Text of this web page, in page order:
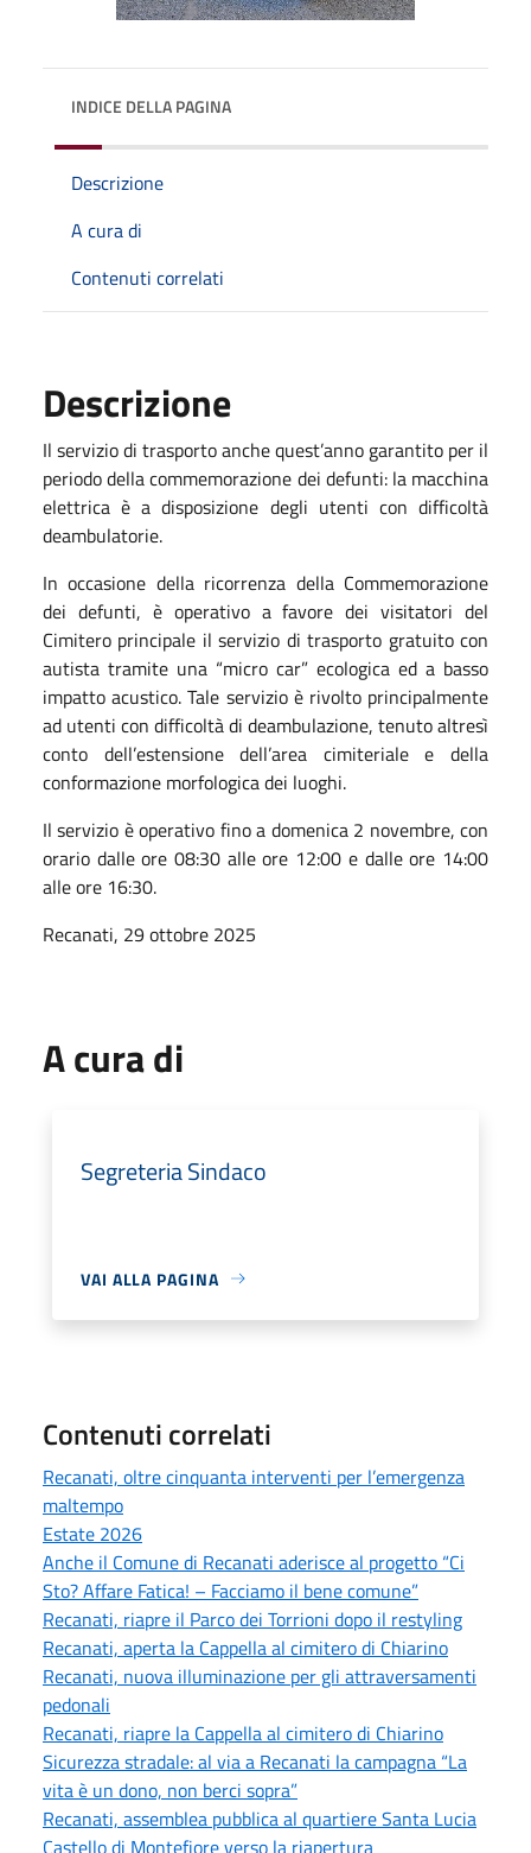
INDICE DELLA PAGINA
Descrizione
A cura di
Contenuti correlati
Descrizione
Il servizio di trasporto anche quest’anno garantito per il
periodo della commemorazione dei defunti: la macchina
elettrica è a disposizione degli utenti con difficoltà
deambulatorie.
In occasione della ricorrenza della Commemorazione
dei defunti, è operativo a favore dei visitatori del
Cimitero principale il servizio di trasporto gratuito con
autista tramite una “micro car” ecologica ed a basso
impatto acustico. Tale servizio è rivolto principalmente
ad utenti con difficoltà di deambulazione, tenuto altresì
conto dell’estensione dell’area cimiteriale e della
conformazione morfologica dei luoghi.
Il servizio è operativo fino a domenica 2 novembre, con
orario dalle ore 08:30 alle ore 12:00 e dalle ore 14:00
alle ore 16:30.
Recanati, 29 ottobre 2025
A cura di
Segreteria Sindaco
VAI ALLA PAGINA
Contenuti correlati
Recanati, oltre cinquanta interventi per l’emergenza
maltempo
Estate 2026
Anche il Comune di Recanati aderisce al progetto “Ci
Sto? Affare Fatica! – Facciamo il bene comune”
Recanati, riapre il Parco dei Torrioni dopo il restyling
Recanati, aperta la Cappella al cimitero di Chiarino
Recanati, nuova illuminazione per gli attraversamenti
pedonali
Recanati, riapre la Cappella al cimitero di Chiarino
Sicurezza stradale: al via a Recanati la campagna “La
vita è un dono, non berci sopra”
Recanati, assemblea pubblica al quartiere Santa Lucia
Castello di Montefiore verso la riapertura